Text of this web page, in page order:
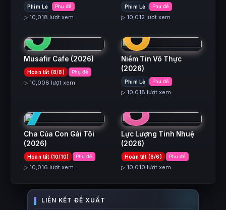
Phim Lẻ Phụ đề
▷ 10,018 lượt xem
Phim Lẻ Phụ đề
▷ 10,012 lượt xem
5
Musafir Cafe (2026)
Hoàn tất (8/8) Phụ đề
▷ 10,008 lượt xem
6
Niềm Tin Vô Thực
(2026)
Phim Lẻ Phụ đề
▷ 10,018 lượt xem
7
Cha Của Con Gái Tôi
(2026)
Hoàn tất (10/10) Phụ đề
▷ 10,016 lượt xem
8
Lực Lượng Tinh Nhuệ
(2026)
Hoàn tất (6/6) Phụ đề
▷ 10,010 lượt xem